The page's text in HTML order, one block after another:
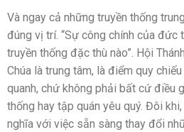
Và ngay cả những truyền thống
đúng vị trí. “Sự công chính của đức
truyền thống đặc thù nào”. Hội
Chúa là trung tâm, là điểm quy
quanh, chứ không phải bất cứ điều
thống hay tập quán yêu quý. Đôi
nghĩa với việc sẵn sàng thay đổi